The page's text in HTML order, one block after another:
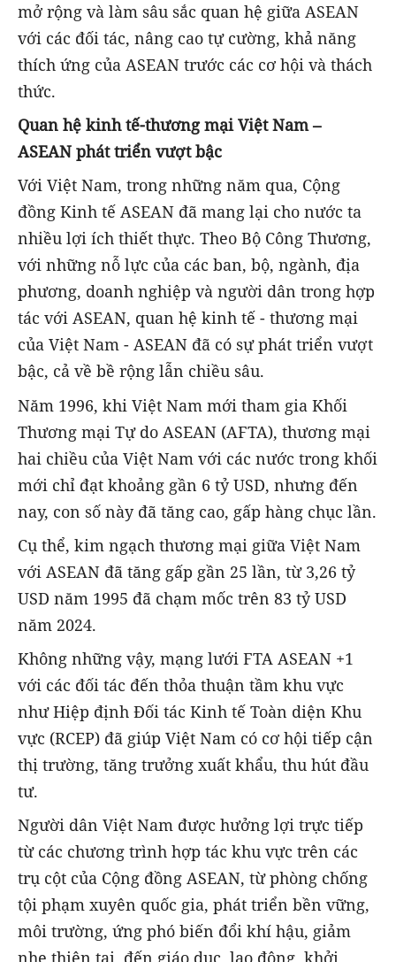
mở rộng và làm sâu sắc quan hệ giữa ASEAN
với các đối tác, nâng cao tự cường, khả năng
thích ứng của ASEAN trước các cơ hội và thách
thức.
Quan hệ kinh tế-thương mại Việt Nam –
ASEAN phát triển vượt bậc
Với Việt Nam, trong những năm qua, Cộng
đồng Kinh tế ASEAN đã mang lại cho nước ta
nhiều lợi ích thiết thực. Theo Bộ Công Thương,
với những nỗ lực của các ban, bộ, ngành, địa
phương, doanh nghiệp và người dân trong hợp
tác với ASEAN, quan hệ kinh tế - thương mại
của Việt Nam - ASEAN đã có sự phát triển vượt
bậc, cả về bề rộng lẫn chiều sâu.
Năm 1996, khi Việt Nam mới tham gia Khối
Thương mại Tự do ASEAN (AFTA), thương mại
hai chiều của Việt Nam với các nước trong khối
mới chỉ đạt khoảng gần 6 tỷ USD, nhưng đến
nay, con số này đã tăng cao, gấp hàng chục lần.
Cụ thể, kim ngạch thương mại giữa Việt Nam
với ASEAN đã tăng gấp gần 25 lần, từ 3,26 tỷ
USD năm 1995 đã chạm mốc trên 83 tỷ USD
năm 2024.
Không những vậy, mạng lưới FTA ASEAN +1
với các đối tác đến thỏa thuận tầm khu vực
như Hiệp định Đối tác Kinh tế Toàn diện Khu
vực (RCEP) đã giúp Việt Nam có cơ hội tiếp cận
thị trường, tăng trưởng xuất khẩu, thu hút đầu
tư.
Người dân Việt Nam được hưởng lợi trực tiếp
từ các chương trình hợp tác khu vực trên các
trụ cột của Cộng đồng ASEAN, từ phòng chống
tội phạm xuyên quốc gia, phát triển bền vững,
môi trường, ứng phó biến đổi khí hậu, giảm
nhẹ thiên tai, đến giáo dục, lao động, khởi